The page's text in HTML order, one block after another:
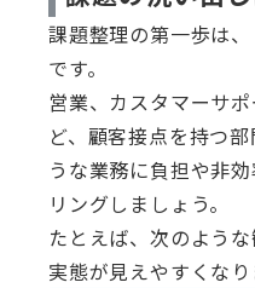
課題整理の第一歩は、
です。
営業、カスタマーサ
ど、顧客接点を持つ
うな業務に負担や非
リングしましょう。
たとえば、次のよう
実態が見えやすくなり